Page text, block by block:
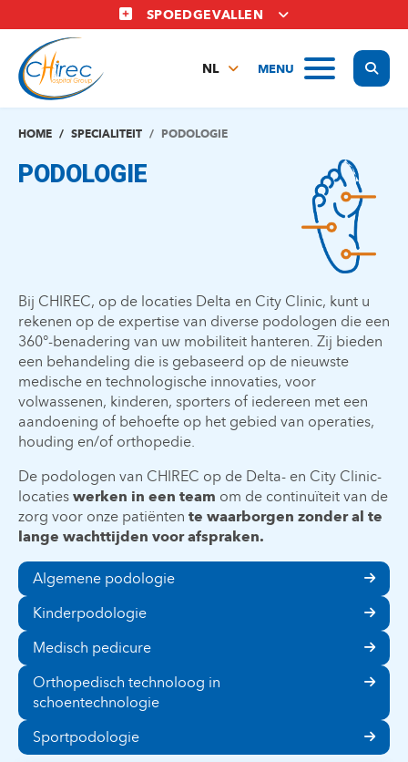
en
naar
inhoud
gaan
SPOEDGEVALLEN
MENU
NL
EN
HOME SPECIALITEIT PODOLOGIE
PODOLOGIE
Bij CHIREC, op de locaties Delta en City Clinic, kunt u
rekenen op de expertise van diverse podologen die een
360°-benadering van uw mobiliteit hanteren. Zij bieden
een behandeling die is gebaseerd op de nieuwste
medische en technologische innovaties, voor
volwassenen, kinderen, sporters of iedereen met een
aandoening of behoefte op het gebied van operaties,
houding en/of orthopedie.
De podologen van CHIREC op de Delta- en City Clinic-
locaties werken in een team om de continuïteit van de
zorg voor onze patiënten te waarborgen zonder al te
lange wachttijden voor afspraken.
Algemene podologie
Kinderpodologie
Medisch pedicure
Orthopedisch technoloog in
schoentechnologie
Sportpodologie